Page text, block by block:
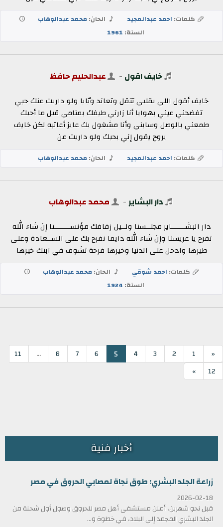
كلمات: احمد عبدالمجيد الحان: محمد عبدالوهاب
السنة: 1961
خايف اقول - عبدالحليم حافظ
خايف أقول اللي بقلبي تتقل وتعاند ويّايا ولو داريت عنك حبي
تفضحني عيني بهوايا أنا زارني طيفك بمنامي قبل ما أحبك
طمعني بالوصل وسابني وأنا مشغول بك عايز أعاتبه لكن خايف
يروح يقول إني بحبك ولو داريت عن
كلمات: احمد عبدالمجيد الحان: محمد عبدالوهاب
دار البشاير- محمد عبدالوهاب
دار البشـــــــاير مجلــسنا ولــيل زفافك مؤنســــــــنا إن شاء الله
تفرح يا عريسنا وإن شاء الله دايما نفرح بك على الســعادة وعلى
طيرها وادخل على الدنيا وخيرها فرحة تشوف في ابنك خيرها
كلمات: احمد شوقي الحان: محمد عبدالوهاب
السنة: 1924
«
1
2
3
4
5
6
7
8
...
11
12
»
أخبار فنية
زراعة الجلد البشري: طوق نجاة لمصابي الحروق في مصر
2026-02-18
قبل نحو شهرين، أعلن مستشفى أهل مصر للحروق وصول أول شحنة من
الجلد البشري المجمد إلى البلاد، في خطوة و...